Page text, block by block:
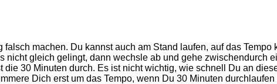
machen. Du kannst auch am Stand laufen, auf das
nicht gleich gelingt, dann wechsle ab und gehe zwischendurch
30 Minuten durch. Es ist nicht wichtig, wie schnell Du an
Dich erst um das Tempo, wenn Du 30 Minuten durchlaufen